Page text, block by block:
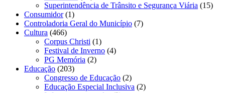
Superintendência de Trânsito e Segurança Viária (15)
Consumidor(1)
Controladoria Geral do Município (7)
Cultura (466)
Corpus Christi (1)
Festival de Inverno (4)
PG Memória (2)
Educação (203)
Congresso de Educação (2)
Educação Especial Inclusiva (2)